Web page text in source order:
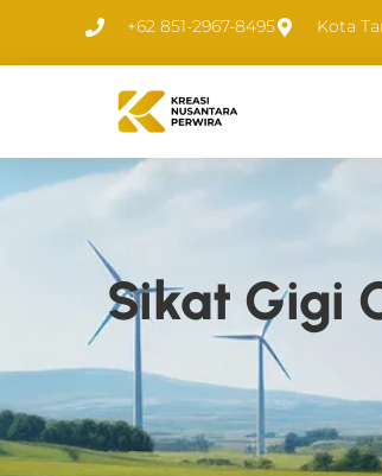
+62 851-2967-8495 Kota
Sikat Gigi